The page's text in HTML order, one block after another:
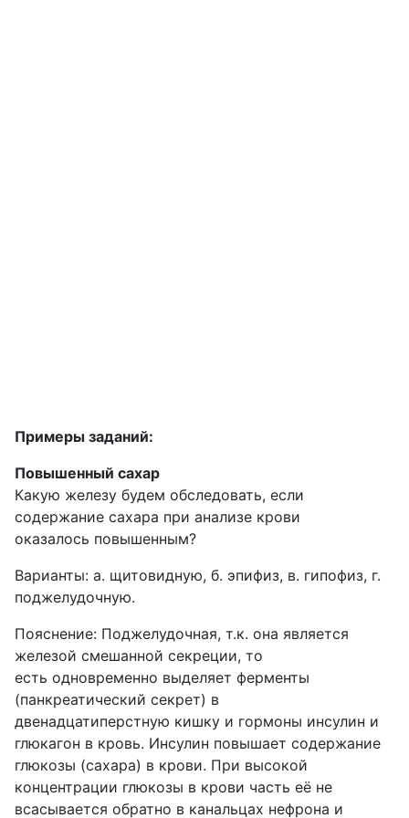
Примеры заданий:
Повышенный сахар
Какую железу будем обследовать, если
содержание сахара при анализе крови
оказалось повышенным?
Варианты: а. щитовидную, б. эпифиз, в. гипофиз, г.
поджелудочную.
Пояснение: Поджелудочная, т.к. она является
железой смешанной секреции, то
есть одновременно выделяет ферменты
(панкреатический секрет) в
двенадцатиперстную кишку и гормоны инсулин и
глюкагон в кровь. Инсулин повышает содержание
глюкозы (сахара) в крови. При высокой
концентрации глюкозы в крови часть её не
всасывается обратно в канальцах нефрона и